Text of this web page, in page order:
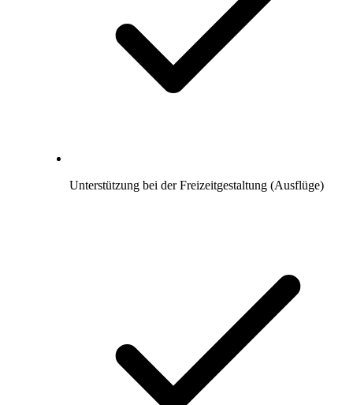
Unterstützung bei der Freizeitgestaltung (Ausflüge)